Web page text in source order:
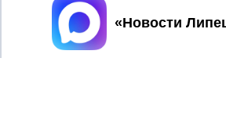
Принять